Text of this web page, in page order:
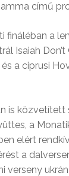
című
fináléban a
Isaiah
a ciprusi
is
a
elért
a
verseny